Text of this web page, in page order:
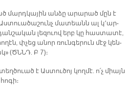
մարդ­կա­յին ան­ձը ա­րա­րած մըն է
Աս­տուա­ծա­շունչ մա­տեանն ալ կ՚ար­
լե­զուով երբ կը հաս­տա­տէ,
փչեց ա­նոր ռուն­գե­րուն մէջ կեն­
(ԾՆՆԴ. Բ 7)։­
է Աս­տու­ծոյ կող­մէ. ո՛չ միայն